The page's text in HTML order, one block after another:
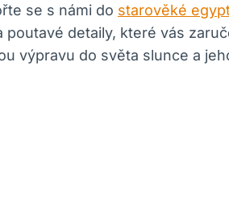
se s námi do starověké
detaily, které vás
výpravu do světa slunce a